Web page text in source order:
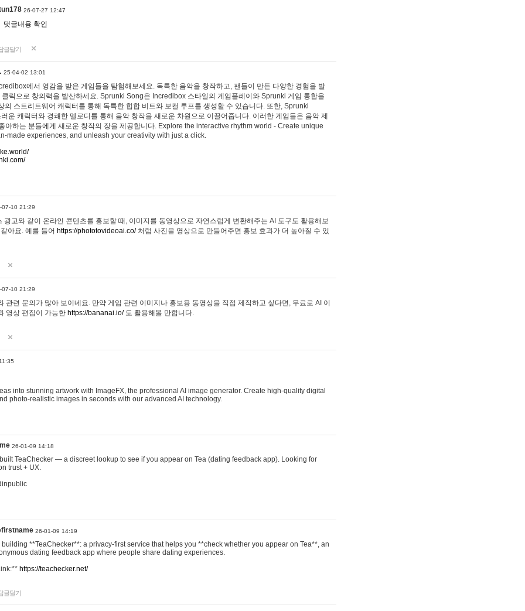
26-07-27 12:47
댓글내용 확인
글달기
25-04-02 13:01
에서 영감을 받은 게임들을 탐험해보세요. 독특한 음악을 창작하고, 팬들이 만든 다양한 경험을 발
클릭으로 창의력을 발산하세요. Sprunki Song은 Incredibox 스타일의 게임플레이와 Sprunki 게임 통합을
의 스트리트웨어 캐릭터를 통해 독특한 힙합 비트와 보컬 루프를 생성할 수 있습니다. 또한, Sprunki
운 캐릭터와 경쾌한 멜로디를 통해 음악 창작을 새로운 차원으로 이끌어줍니다. 이러한 게임들은 음악 제
아하는 분들에게 새로운 창작의 장을 제공합니다. Explore the interactive rhythm world - Create unique
made experiences, and unleash your creativity with just a click.
07-10 21:29
광고와 같이 온라인 콘텐츠를 홍보할 때, 이미지를 동영상으로 자연스럽게 변환해주는 AI 도구도 활용해보
아요. 예를 들어 https://phototovideoai.co/처럼 사진을 영상으로 만들어주면 홍보 효과가 더 높아질 수 있
07-10 21:29
관련 문의가 많아 보이네요. 만약 게임 관련 이미지나 홍보용 동영상을 직접 제작하고 싶다면, 무료로 AI 이
영상 편집이 가능한 https://bananai.io/도 활용해볼 만합니다.
into stunning artwork with ImageFX, the professional AI image generator. Create high-quality digital
photo-realistic images in seconds with our advanced AI technology.
26-01-09 14:18
TeaChecker — a discreet lookup to see if you appear on Tea (dating feedback app). Looking for
trust + UX.
26-01-09 14:19
building **TeaChecker**: a privacy-first service that helps you **check whether you appear on Tea**, an
dating feedback app where people share dating experiences.
https://teachecker.net/
글달기